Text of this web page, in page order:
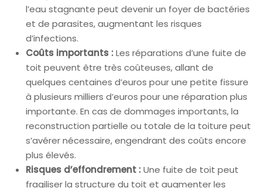
l’eau stagnante peut devenir un foyer de bactéries
et de parasites, augmentant les risques
d’infections.
Coûts importants :Les réparations d’une fuite de
toit peuvent être très coûteuses, allant de
quelques centaines d’euros pour une petite fissure
à plusieurs milliers d’euros pour une réparation plus
importante. En cas de dommages importants, la
reconstruction partielle ou totale de la toiture peut
s’avérer nécessaire, engendrant des coûts encore
plus élevés.
Risques d’effondrement :Une fuite de toit peut
fragiliser la structure du toit et augmenter les